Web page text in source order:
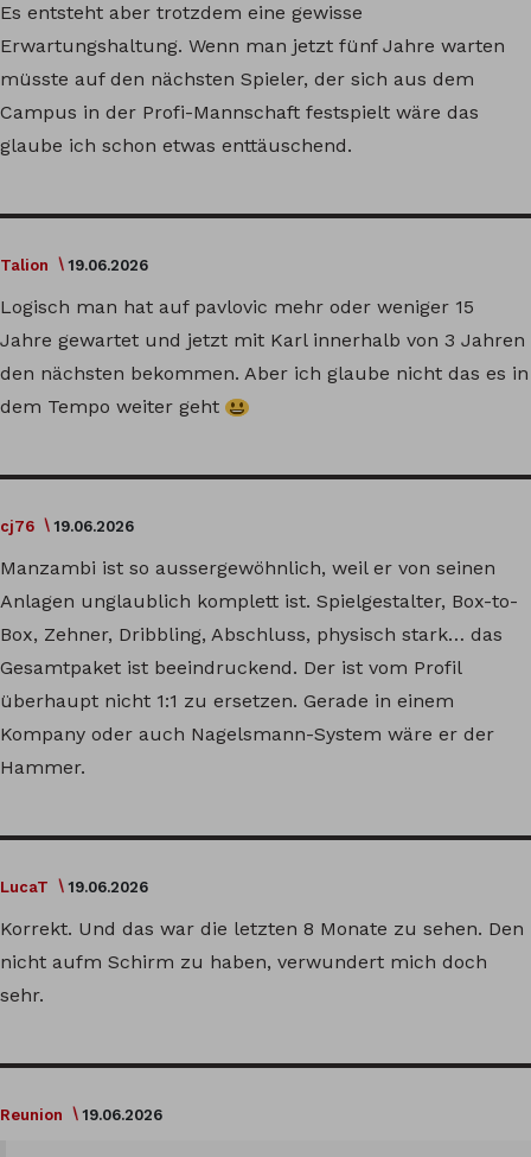
Es entsteht aber trotzdem eine gewisse
Erwartungshaltung. Wenn man jetzt fünf Jahre warten
müsste auf den nächsten Spieler, der sich aus dem
Campus in der Profi-Mannschaft festspielt wäre das
glaube ich schon etwas enttäuschend.
Talion 19.06.2026
Logisch man hat auf pavlovic mehr oder weniger 15
Jahre gewartet und jetzt mit Karl innerhalb von 3 Jahren
den nächsten bekommen. Aber ich glaube nicht das es in
dem Tempo weiter geht
cj76 19.06.2026
Manzambi ist so aussergewöhnlich, weil er von seinen
Anlagen unglaublich komplett ist. Spielgestalter, Box-to-
Box, Zehner, Dribbling, Abschluss, physisch stark… das
Gesamtpaket ist beeindruckend. Der ist vom Profil
überhaupt nicht 1:1 zu ersetzen. Gerade in einem
Kompany oder auch Nagelsmann-System wäre er der
Hammer.
LucaT 19.06.2026
Korrekt. Und das war die letzten 8 Monate zu sehen. Den
nicht aufm Schirm zu haben, verwundert mich doch
sehr.
Reunion 19.06.2026